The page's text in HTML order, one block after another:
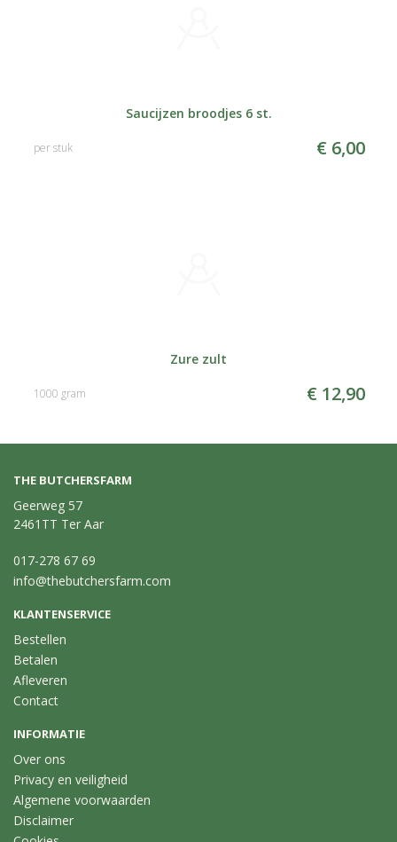
Saucijzen broodjes 6 st.
€ 6,00
per stuk
Zure zult
€ 12,90
1000 gram
THE BUTCHERSFARM
Geerweg 57
2461TT Ter Aar
017-278 67 69
info@thebutchersfarm.com
KLANTENSERVICE
Bestellen
Betalen
Afleveren
Contact
INFORMATIE
Over ons
Privacy en veiligheid
Algemene voorwaarden
Disclaimer